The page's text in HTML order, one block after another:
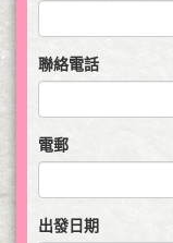
聯絡電話
電郵
出發日期